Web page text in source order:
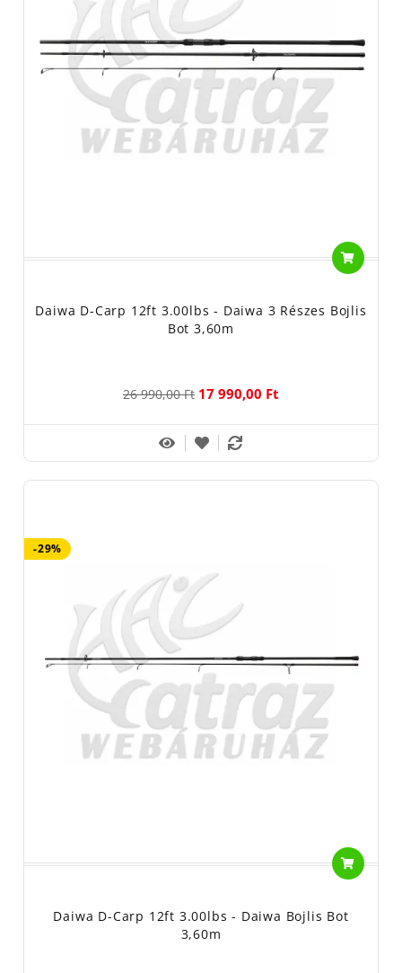
Daiwa D-Carp 12ft 3.00lbs - Daiwa 3 Részes Bojlis
Bot 3,60m
26 990,00 Ft 17 990,00 Ft
-29%
Daiwa D-Carp 12ft 3.00lbs - Daiwa Bojlis Bot
3,60m